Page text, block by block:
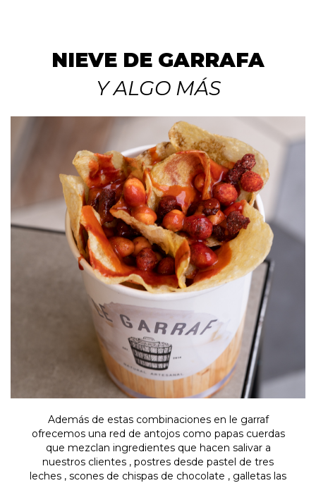
NIEVE DE GARRAFA
Y ALGO MÁS
Además de estas combinaciones en le garraf
ofrecemos una red de antojos como papas cuerdas
que mezclan ingredientes que hacen salivar a
nuestros clientes , postres desde pastel de tres
leches , scones de chispas de chocolate , galletas las